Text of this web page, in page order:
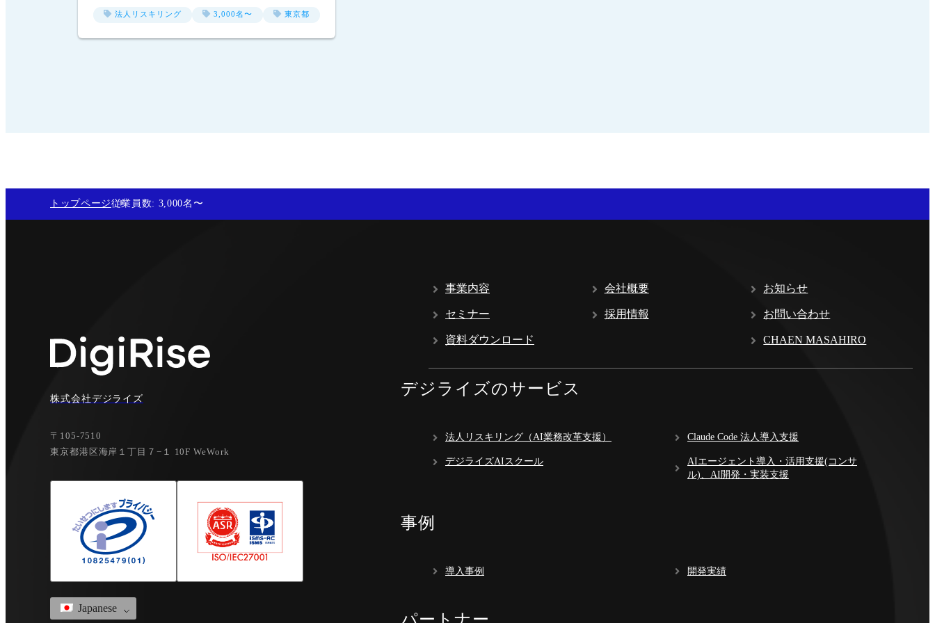
法人リスキリング 3,000名〜 東京都
トップページ従業員数: 3,000名〜
株式会社デジライズ
〒105-7510
東京都港区海岸１丁目７−１ 10F WeWork
Japanese
事業内容 会社概要 お知らせ
セミナー 採用情報 お問い合わせ
資料ダウンロード CHAEN MASAHIRO
デジライズのサービス
法人リスキリング（AI業務改革支援）
デジライズAIスクール
Claude Code 法人導入支援
AIエージェント導入・活用支援(コンサ
ル)、AI開発・実装支援
事例
導入事例 開発実績